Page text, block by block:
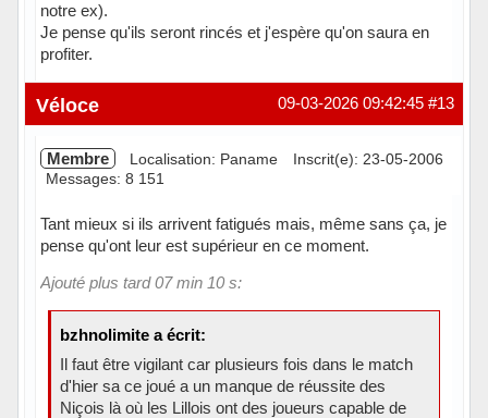
notre ex).
Je pense qu'ils seront rincés et j'espère qu'on saura en
profiter.
Hors ligne #13
09-03-2026 09:42:45
Véloce
Membre Localisation: Paname
Inscrit(e): 23-05-2006
Messages: 8 151
Tant mieux si ils arrivent fatigués mais, même sans ça, je
pense qu'ont leur est supérieur en ce moment.
Ajouté plus tard 07 min 10 s:
bzhnolimite a écrit:
Il faut être vigilant car plusieurs fois dans le match
d'hier sa ce joué a un manque de réussite des
Niçois là où les Lillois ont des joueurs capable de